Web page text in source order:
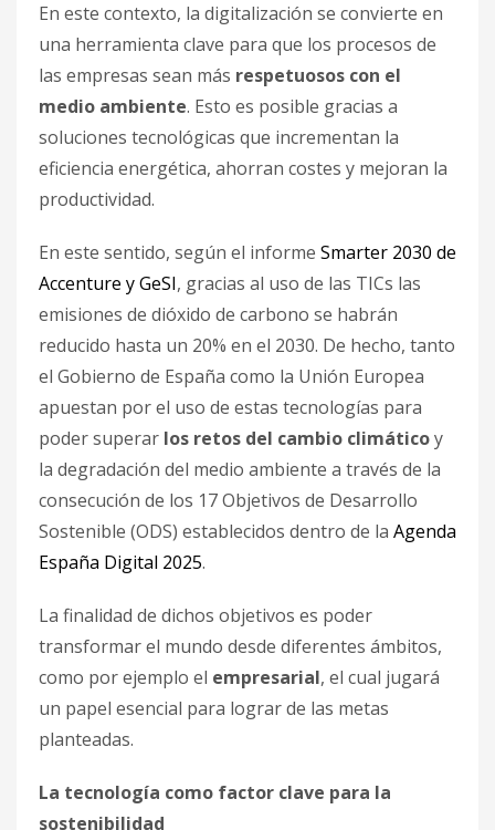
En este contexto, la digitalización se convierte en
una herramienta clave para que los procesos de
las empresas sean más respetuosos con el
medio ambiente. Esto es posible gracias a
soluciones tecnológicas que incrementan la
eficiencia energética, ahorran costes y mejoran la
productividad.
En este sentido, según el informe Smarter 2030 de
Accenture y GeSI, gracias al uso de las TICs las
emisiones de dióxido de carbono se habrán
reducido hasta un 20% en el 2030. De hecho, tanto
el Gobierno de España como la Unión Europea
apuestan por el uso de estas tecnologías para
poder superar los retos del cambio climáticoy
la degradación del medio ambiente a través de la
consecución de los 17 Objetivos de Desarrollo
Sostenible (ODS) establecidos dentro de la Agenda
España Digital 2025.
La finalidad de dichos objetivos es poder
transformar el mundo desde diferentes ámbitos,
como por ejemplo el empresarial, el cual jugará
un papel esencial para lograr de las metas
planteadas.
La tecnología como factor clave para la
sostenibilidad